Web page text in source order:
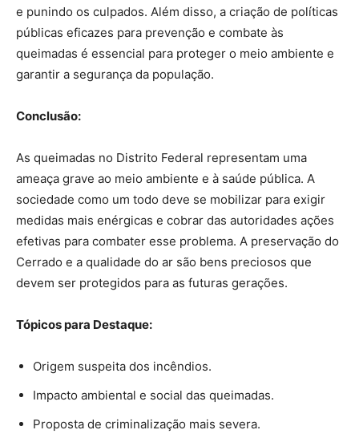
e punindo os culpados. Além disso, a criação de políticas
públicas eficazes para prevenção e combate às
queimadas é essencial para proteger o meio ambiente e
garantir a segurança da população.
Conclusão:
As queimadas no Distrito Federal representam uma
ameaça grave ao meio ambiente e à saúde pública. A
sociedade como um todo deve se mobilizar para exigir
medidas mais enérgicas e cobrar das autoridades ações
efetivas para combater esse problema. A preservação do
Cerrado e a qualidade do ar são bens preciosos que
devem ser protegidos para as futuras gerações.
Tópicos para Destaque:
Origem suspeita dos incêndios.
Impacto ambiental e social das queimadas.
Proposta de criminalização mais severa.